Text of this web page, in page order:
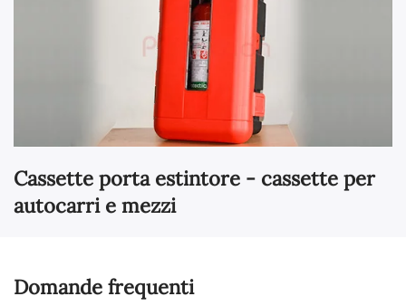
Cassette porta estintore - cassette per
autocarri e mezzi
Domande frequenti